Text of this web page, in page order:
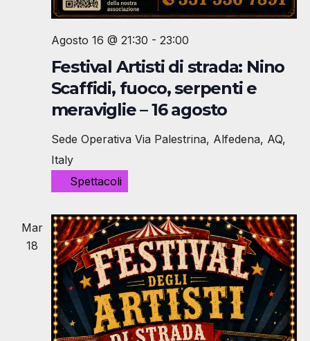
Festival Artisti di strada: Nino
Scaffidi, fuoco, serpenti e
meraviglie – 16 agosto
Agosto 16 @ 21:30 - 23:00
Sede Operativa Via Palestrina, Alfedena, AQ,
Italy
Spettacoli
Mar
18